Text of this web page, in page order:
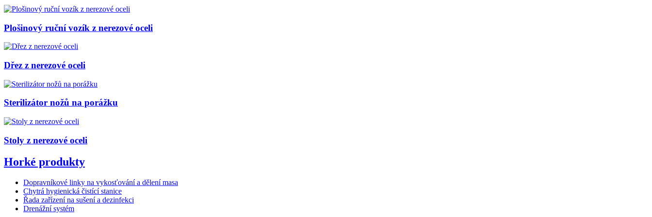
Plošinový ruční vozík z nerezové oceli
Dřez z nerezové oceli
Sterilizátor nožů na porážku
Stoly z nerezové oceli
Horké produkty
Dopravníkové linky na vykosťování a dělení masa
Chytrá hygienická čistící stanice
Řada zařízení na sušení a dezinfekci
Drenážní systém